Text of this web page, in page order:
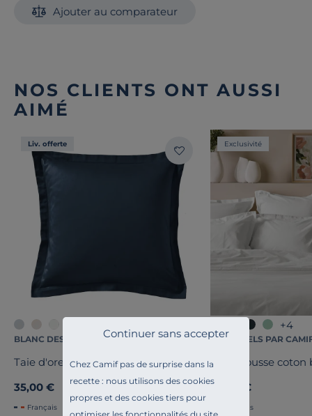
Chez Camif pas de surprise dans la
recette : nous utilisons des cookies
propres et des cookies tiers pour
Continuer sans accepter
Ajouter au comparateur
NOS CLIENTS ONT AUSSI
AIMÉ
Liv. offerte
BLANC DES VOSGES
Taie d'oreiller Satin
35,00 €
Français
Exclusivité
+4
ESSENTIELS PAR
Drap housse coton
45,00 €
Français